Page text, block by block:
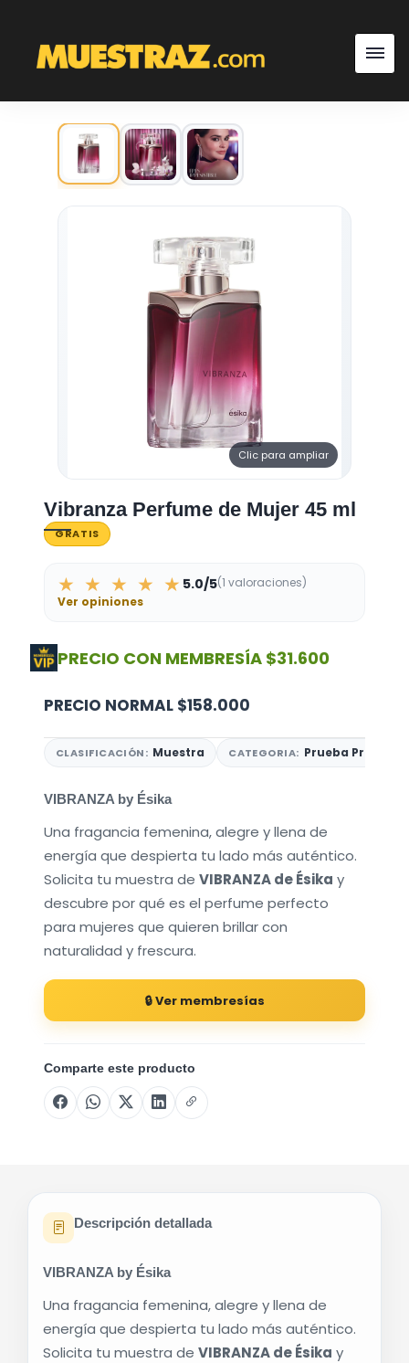
Clic para ampliar
Vibranza Perfume de Mujer 45 ml
GRATIS
★ ★ ★ ★ ★ 5.0/5(1 valoraciones)
Ver opiniones
PRECIO CON MEMBRESÍA $31.600
PRECIO NORMAL $158.000
CLASIFICACIÓN: Muestra CATEGORIA: Prueba Premium
VIBRANZA by Ésika
Una fragancia femenina, alegre y llena de
energía que despierta tu lado más auténtico.
Solicita tu muestra de VIBRANZA deÉsika y
descubre por qué es el perfume perfecto
para mujeres que quieren brillar con
naturalidad y frescura.
🔒 Ver membresías
Comparte este producto
Descripción detallada
VIBRANZA by Ésika
Una fragancia femenina, alegre y llena de
energía que despierta tu lado más auténtico.
Solicita tu muestra de VIBRANZA deÉsika y